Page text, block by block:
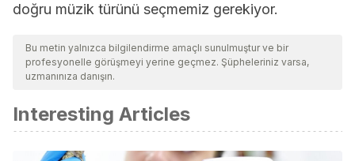
doğru müzik türünü seçmemiz gerekiyor.
Bu metin yalnızca bilgilendirme amaçlı sunulmuştur ve bir
profesyonelle görüşmeyi yerine geçmez. Şüpheleriniz varsa,
uzmanınıza danışın.
Interesting Articles